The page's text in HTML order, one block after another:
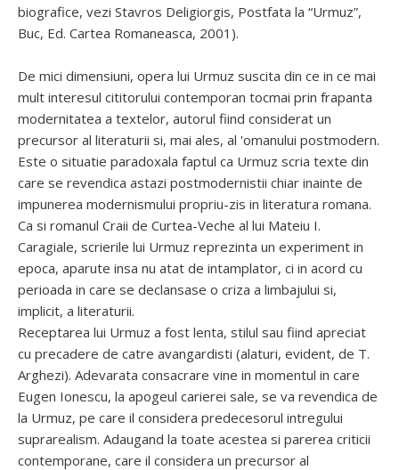
biografice, vezi Stavros Deligiorgis, Postfata la “Urmuz”,
Buc, Ed. Cartea Romaneasca, 2001).
De mici dimensiuni, opera lui Urmuz suscita din ce in ce mai
mult interesul cititorului contemporan tocmai prin frapanta
modernitatea a textelor, autorul fiind considerat un
precursor al literaturii si, mai ales, al 'omanului postmodern.
Este o situatie paradoxala faptul ca Urmuz scria texte din
care se revendica astazi postmodernistii chiar inainte de
impunerea modernismului propriu-zis in literatura romana.
Ca si romanul Craii de Curtea-Veche al lui Mateiu I.
Caragiale, scrierile lui Urmuz reprezinta un experiment in
epoca, aparute insa nu atat de intamplator, ci in acord cu
perioada in care se declansase o criza a limbajului si,
implicit, a literaturii.
Receptarea lui Urmuz a fost lenta, stilul sau fiind apreciat
cu precadere de catre avangardisti (alaturi, evident, de T.
Arghezi). Adevarata consacrare vine in momentul in care
Eugen Ionescu, la apogeul carierei sale, se va revendica de
la Urmuz, pe care il considera predecesorul intregului
suprarealism. Adaugand la toate acestea si parerea criticii
contemporane, care il considera un precursor al